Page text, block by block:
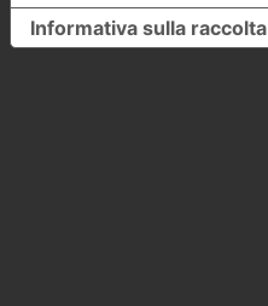
Informativa sulla raccolta